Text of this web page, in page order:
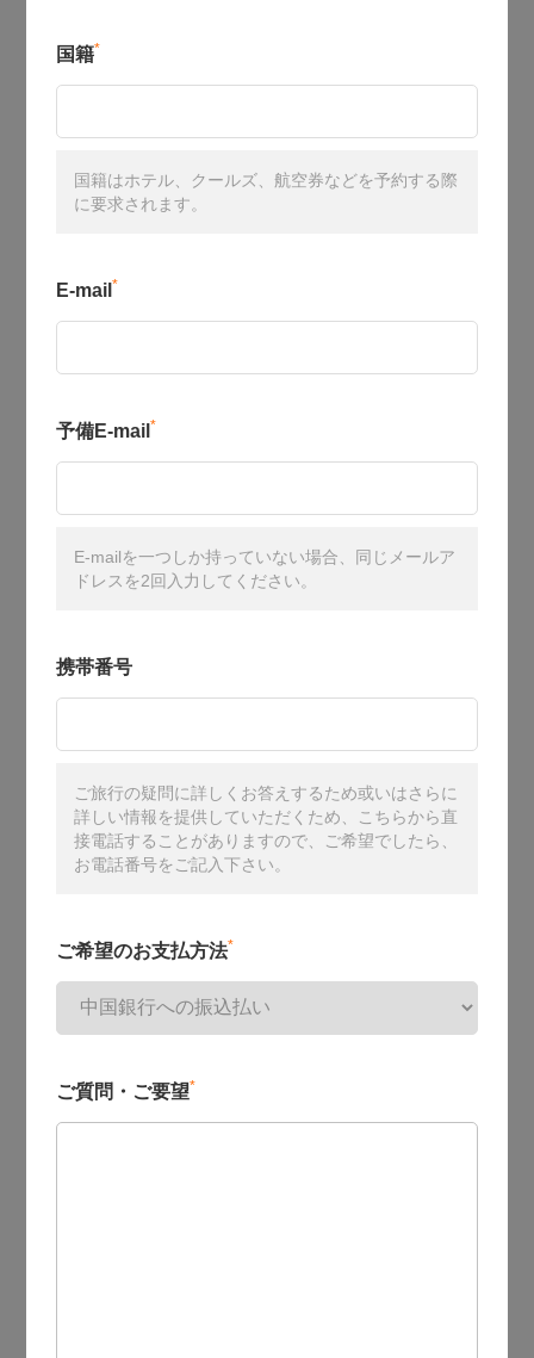
国籍*
国籍はホテル、クールズ、航空券などを予約する際
に要求されます。
E-mail *
予備E-mail *
E-mailを一つしか持っていない場合、同じメールア
ドレスを2回入力してください。
携帯番号
ご旅行の疑問に詳しくお答えするため或いはさらに
詳しい情報を提供していただくため、こちらから直
接電話することがありますので、ご希望でしたら、
お電話番号をご記入下さい。
ご希望のお支払方法*
ご質問・ご要望*